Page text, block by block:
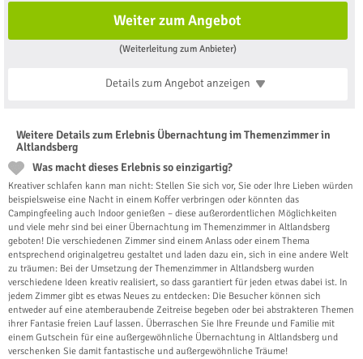
Weiter zum Angebot
(Weiterleitung zum Anbieter)
Details zum Angebotanzeigen
Weitere Details zum Erlebnis Übernachtung im Themenzimmer in
Altlandsberg
Was macht dieses Erlebnis so einzigartig?
Kreativer schlafen kann man nicht: Stellen Sie sich vor, Sie oder Ihre Lieben würden
beispielsweise eine Nacht in einem Koffer verbringen oder könnten das
Campingfeeling auch Indoor genießen – diese außerordentlichen Möglichkeiten
und viele mehr sind bei einer Übernachtung im Themenzimmer in Altlandsberg
geboten! Die verschiedenen Zimmer sind einem Anlass oder einem Thema
entsprechend originalgetreu gestaltet und laden dazu ein, sich in eine andere Welt
zu träumen: Bei der Umsetzung der Themenzimmer in Altlandsberg wurden
verschiedene Ideen kreativ realisiert, so dass garantiert für jeden etwas dabei ist. In
jedem Zimmer gibt es etwas Neues zu entdecken: Die Besucher können sich
entweder auf eine atemberaubende Zeitreise begeben oder bei abstrakteren Themen
ihrer Fantasie freien Lauf lassen. Überraschen Sie Ihre Freunde und Familie mit
einem Gutschein für eine außergewöhnliche Übernachtung in Altlandsberg und
verschenken Sie damit fantastische und außergewöhnliche Träume!